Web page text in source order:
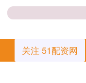
关注 51配资网